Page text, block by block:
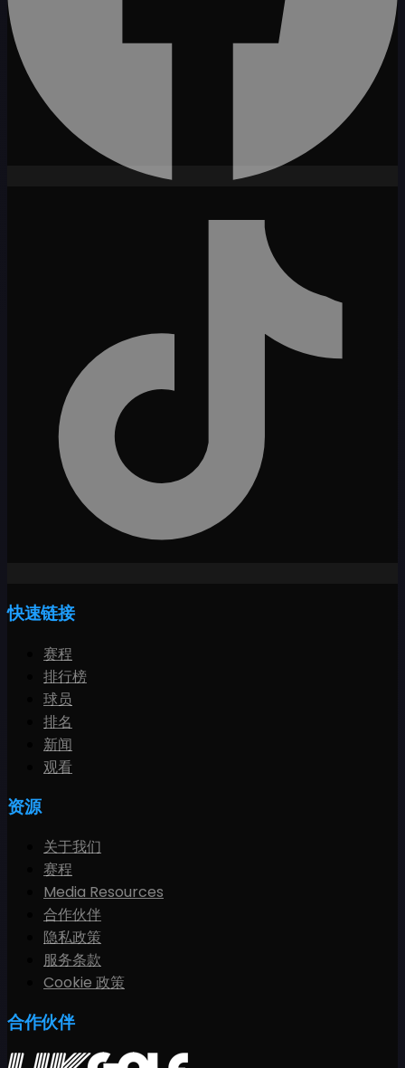
快速链接
赛程
排行榜
球员
排名
新闻
观看
资源
关于我们
赛程
Media Resources
合作伙伴
隐私政策
服务条款
Cookie 政策
合作伙伴